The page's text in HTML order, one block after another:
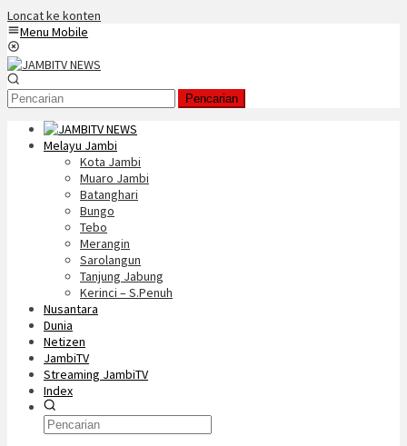
Loncat ke konten
Menu Mobile
Pencarian
Melayu Jambi
Kota Jambi
Muaro Jambi
Batanghari
Bungo
Tebo
Merangin
Sarolangun
Tanjung Jabung
Kerinci – S.Penuh
Nusantara
Dunia
Netizen
JambiTV
Streaming JambiTV
Index